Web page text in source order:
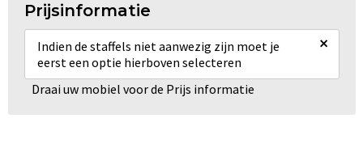
Prijsinformatie
Indien de staffels niet aanwezig zijn moet je
eerst een optie hierboven selecteren
×
Draai uw mobiel voor de Prijs informatie